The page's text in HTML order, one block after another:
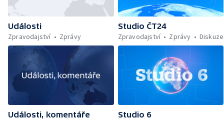
Události
Zpravodajství
Zprávy
Studio ČT24
Zpravodajství
Zprávy Diskuze
Události, komentáře
Studio 6